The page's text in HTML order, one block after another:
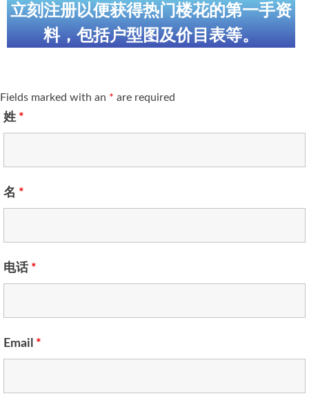
立刻注册以便获得热门楼花的第一手资
料，包括户型图及价目表等。
Fields marked with an * are required
姓 *
名 *
电话 *
Email *